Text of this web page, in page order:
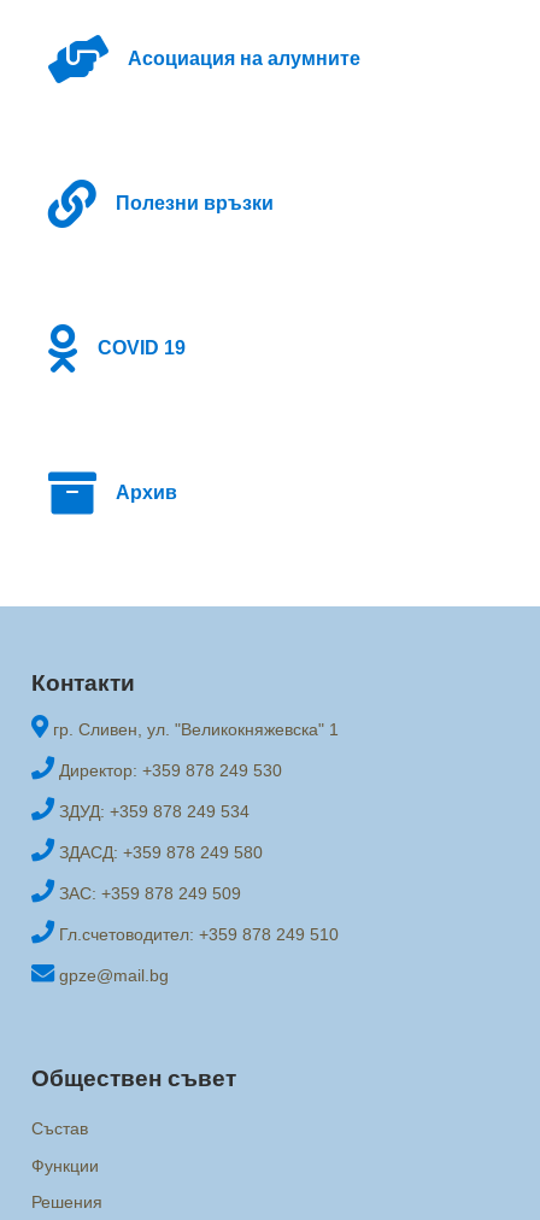
Асоциация на алумните
Полезни връзки
COVID 19
Архив
Контакти
гр. Сливен, ул. "Великокняжевска" 1
Директор: +359 878 249 530
ЗДУД: +359 878 249 534
ЗДАСД: +359 878 249 580
ЗАС: +359 878 249 509
Гл.счетоводител: +359 878 249 510
gpze@mail.bg
Обществен съвет
Състав
Функции
Решения